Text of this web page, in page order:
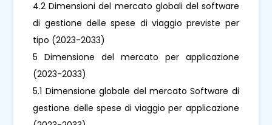
4.2 Dimensioni del mercato globali del software
di gestione delle spese di viaggio previste per
tipo (2023-2033)
5 Dimensione del mercato per applicazione
(2023-2033)
5.1 Dimensione globale del mercato Software di
gestione delle spese di viaggio per applicazione